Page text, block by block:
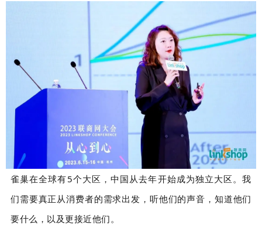
雀巢在全球有5个大区，中国从去年开始成为独立大区。我
们需要真正从消费者的需求出发，听他们的声音，知道他们
要什么，以及更接近他们。